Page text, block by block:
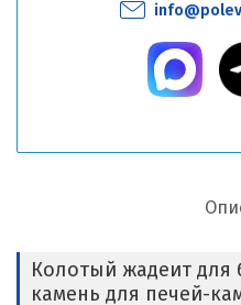
Колотый жадеит
камень для печей-